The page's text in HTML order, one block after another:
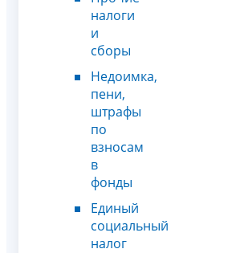
налоги
и
сборы
Недоимка,
пени,
штрафы
по
взносам
в
фонды
Единый
социальный
налог